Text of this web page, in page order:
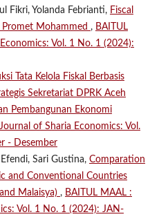
Fikri, Yolanda Febrianti, Fiscal
Mohammed , BAITUL
Vol. 1 No. 1 (2024):
Tata Kelola Fiskal Berbasis
Sekretariat DPRK Aceh
Pembangunan Ekonomi
of Sharia Economics: Vol.
- Desember
Sari Gustina, Comparation
and Conventional Countries
Malaisya) , BAITUL MAAL :
Vol. 1 No. 1 (2024): JAN-